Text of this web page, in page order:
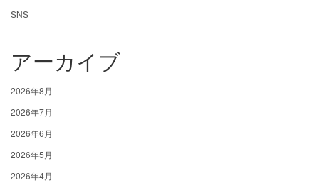
SNS
アーカイブ
2026年8月
2026年7月
2026年6月
2026年5月
2026年4月